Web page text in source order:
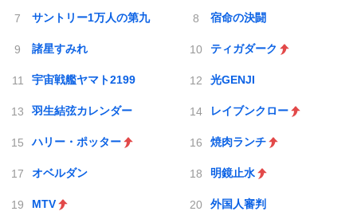
サントリー1万人の第九 宿命の決闘
諸星すみれ ティガダーク
宇宙戦艦ヤマト2199 光GENJI
羽生結弦カレンダー レイブンクロー
ハリー・ポッター 焼肉ランチ
オベルダン 明鏡止水
MTV 外国人審判